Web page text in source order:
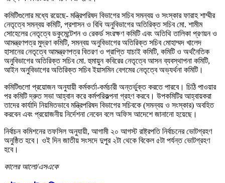
কমিটিগুলোর মধ্যে রয়েছে- মন্ত্রিপরিষদ বিভাগের সচিব সমন্বয় ও সংস্কার ফারাহ শাম্মীর
নেতৃত্বে সমন্বয় কমিটি, প্রশাসন ও বিধি অনুবিভাগের অতিরিক্ত সচিব মো. শামীম
সোহেলের নেতৃত্বে ডকুমেন্টেশন ও রেকর্ড সংরক্ষণ কমিটি এবং অতিথি তালিকা প্রণয়ন ও
আমন্ত্রণপত্র মুদ্রণ কমিটি, সমন্বয় অনুবিভাগের অতিরিক্ত সচিব মোহাম্মদ খালেদ
হাসানের নেতৃত্বে আমন্ত্রণপত্র বিতরণ ও প্রাপ্তি যাচাই কমিটি, কমিটি ও অর্থনৈতিক
অনুবিভাগের অতিরিক্ত সচিব মো. হুমায়ুন কবিরের নেতৃত্বে আসন ব্যবস্থাপনা কমিটি,
আইন অনুবিভাগের অতিরিক্ত সচিব ইয়াসমিন বেগমের নেতৃত্বে অভ্যর্থনা কমিটি।
কমিটিগুলো প্রয়োজন অনুযায়ী কর্মকর্তা-কর্মচারী অন্তর্ভুক্ত করতে পারবে। চিঠি পাওয়ার
পর কমিটি দ্রুত সভা আহ্বান করে কর্মপরিকল্পনা গ্রহণ করবে। উপকমিটির আহ্বায়করা
তাদের কার্যাদি নিয়মিতভাবে মন্ত্রিপরিষদ বিভাগের সচিবকে (সমন্বয় ও সংস্কার) অবহিত
করবেন এবং প্রয়োজনীয় নির্দেশনা নেবেন বলে অফিস আদেশে জানানো হয়েছে।
নির্বাচন কমিশনের তফসিল অনুযায়ী, আগামী ২০ আগস্ট রাষ্ট্রপতি নির্বাচনের ভোটগ্রহণ
অনুষ্ঠিত হবে। ওই দিন জাতীয় সংসদে দুপুর ২টা থেকে বিকেল ৫টা পর্যন্ত ভোটগ্রহণ
হবে।
কালের আলো/এসএকে